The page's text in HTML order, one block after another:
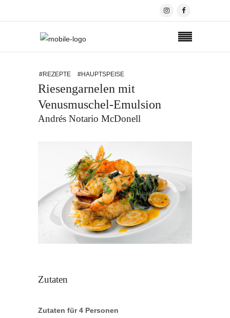
#REZEPTE #HAUPTSPEISE
Riesengarnelen mit
Venusmuschel-Emulsion
Andrés Notario McDonell
Zutaten
Zutaten für 4 Personen